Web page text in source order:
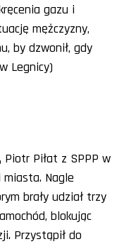
gazu i
mężczyzny,
by dzwonił, gdy
w Legnicy)
Piotr Piłat z SPPP w
miasta. Nagle
brały udział trzy
blokując
Przystąpił do